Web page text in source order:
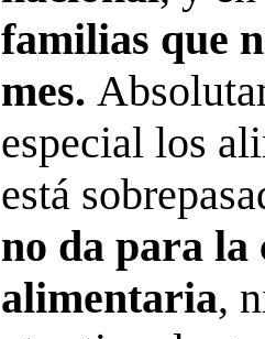
familias que
mes.
especial los
está
no da para la
alimentaria,